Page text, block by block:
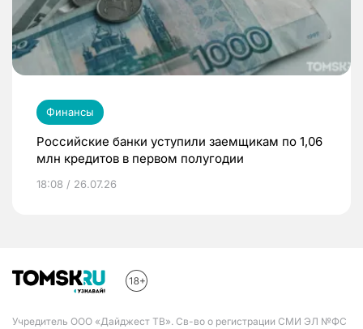
Финансы
Российские банки уступили заемщикам по 1,06
млн кредитов в первом полугодии
18:08 / 26.07.26
Учредитель ООО «Дайджест ТВ». Св-во о регистрации СМИ ЭЛ №ФС